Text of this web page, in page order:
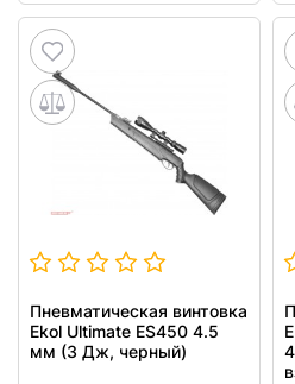
Пневматическая винтовка
Ekol Ultimate ES450 4.5
мм (3 Дж, черный)